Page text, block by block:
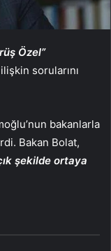
Özel”
sorularını
bakanlarla
Bakan Bolat,
şekilde ortaya